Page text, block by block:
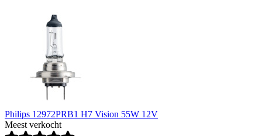
Philips 12972PRB1 H7 Vision 55W 12V
Meest verkocht